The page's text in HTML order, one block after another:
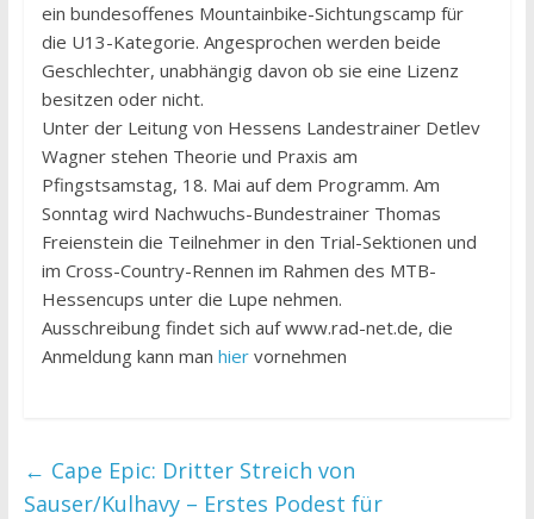
ein bundesoffenes Mountainbike-Sichtungscamp für
die U13-Kategorie. Angesprochen werden beide
Geschlechter, unabhängig davon ob sie eine Lizenz
besitzen oder nicht.
Unter der Leitung von Hessens Landestrainer Detlev
Wagner stehen Theorie und Praxis am
Pfingstsamstag, 18. Mai auf dem Programm. Am
Sonntag wird Nachwuchs-Bundestrainer Thomas
Freienstein die Teilnehmer in den Trial-Sektionen und
im Cross-Country-Rennen im Rahmen des MTB-
Hessencups unter die Lupe nehmen.
Ausschreibung findet sich auf www.rad-net.de, die
Anmeldung kann man hiervornehmen
← Cape Epic: Dritter Streich von
Sauser/Kulhavy – Erstes Podest für